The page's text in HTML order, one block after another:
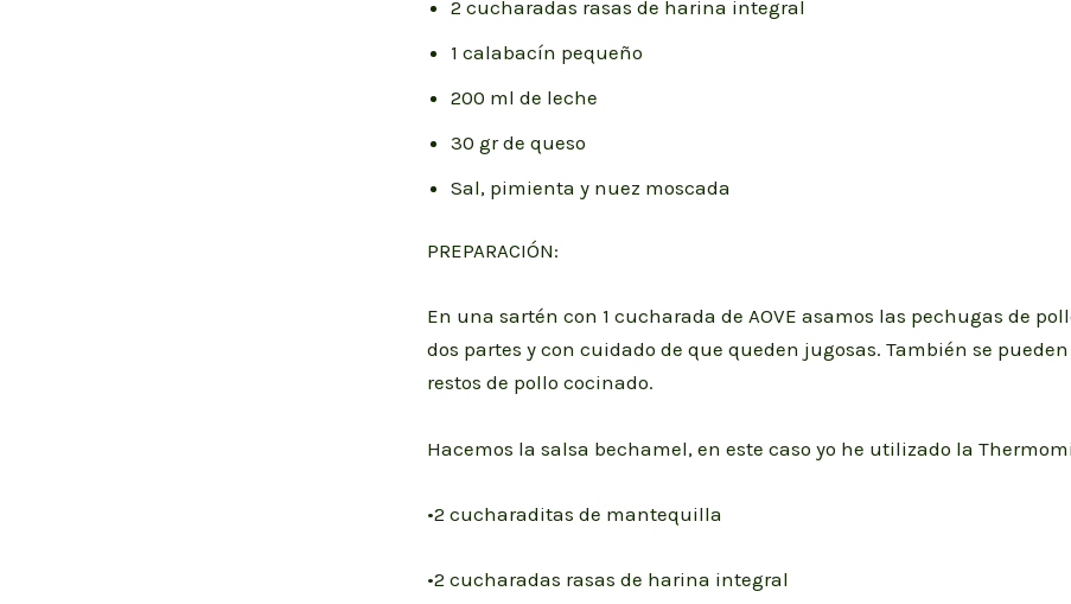
2 cucharadas rasas de harina integral
1 calabacín pequeño
200 ml de leche
30 gr de queso
Sal, pimienta y nuez moscada
PREPARACIÓN:
En una sartén con 1 cucharada de AOVE asamos las pechugas de
dos partes y con cuidado de que queden jugosas. También se
restos de pollo cocinado.
Hacemos la salsa bechamel, en este caso yo he utilizado la
•2 cucharaditas de mantequilla
•2 cucharadas rasas de harina integral